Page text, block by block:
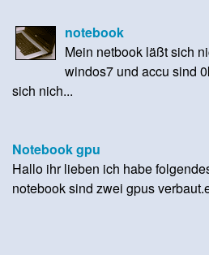
notebook
Mein netbook läßt sich
windos7 und accu sind
sich nich...
Notebook gpu
Hallo ihr lieben ich habe
notebook sind zwei gpus